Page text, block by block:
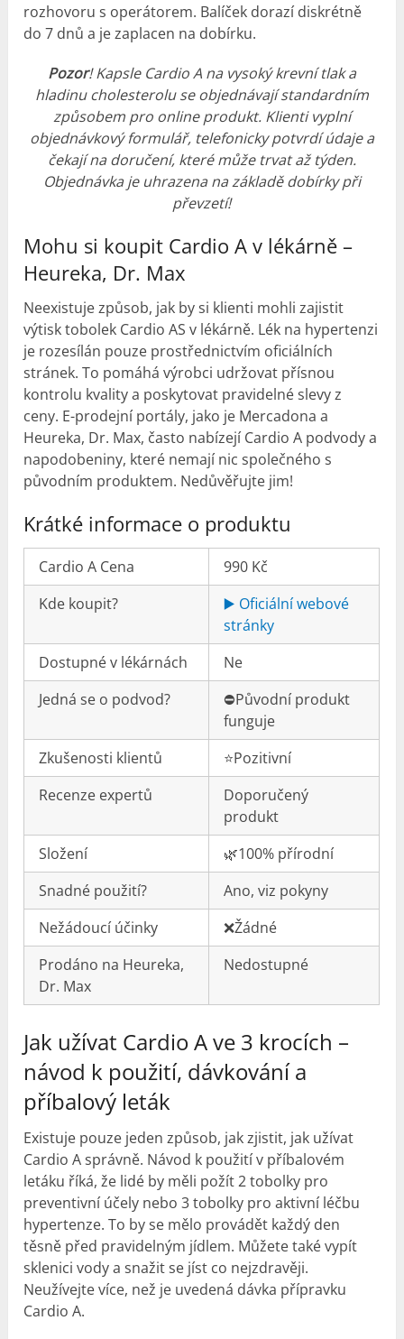
rozhovoru s operátorem. Balíček dorazí diskrétně
do 7 dnů a je zaplacen na dobírku.
Pozor! Kapsle Cardio A na vysoký krevní tlak a
hladinu cholesterolu se objednávají standardním
způsobem pro online produkt. Klienti vyplní
objednávkový formulář, telefonicky potvrdí údaje a
čekají na doručení, které může trvat až týden.
Objednávka je uhrazena na základě dobírky při
převzetí!
Mohu si koupit Cardio A v lékárně –
Heureka, Dr. Max
Neexistuje způsob, jak by si klienti mohli zajistit
výtisk tobolek Cardio AS v lékárně. Lék na hypertenzi
je rozesílán pouze prostřednictvím oficiálních
stránek. To pomáhá výrobci udržovat přísnou
kontrolu kvality a poskytovat pravidelné slevy z
ceny. E-prodejní portály, jako je Mercadona a
Heureka, Dr. Max, často nabízejí Cardio A podvody a
napodobeniny, které nemají nic společného s
původním produktem. Nedůvěřujte jim!
Krátké informace o produktu
Cardio A Cena
990 Kč
Kde koupit?
▶️ Oficiální webové
stránky
Dostupné v lékárnách
Ne
Jedná se o podvod?
⛔️Původní produkt
funguje
Zkušenosti klientů
⭐️Pozitivní
Recenze expertů
Doporučený
produkt
Složení
🌿100% přírodní
Snadné použití?
Ano, viz pokyny
Nežádoucí účinky
❌Žádné
Prodáno na Heureka,
Dr. Max
Nedostupné
Jak užívat Cardio A ve 3 krocích –
návod k použití, dávkování a
příbalový leták
Existuje pouze jeden způsob, jak zjistit, jak užívat
Cardio A správně. Návod k použití v příbalovém
letáku říká, že lidé by měli požít 2 tobolky pro
preventivní účely nebo 3 tobolky pro aktivní léčbu
hypertenze. To by se mělo provádět každý den
těsně před pravidelným jídlem. Můžete také vypít
sklenici vody a snažit se jíst co nejzdravěji.
Neužívejte více, než je uvedená dávka přípravku
Cardio A.